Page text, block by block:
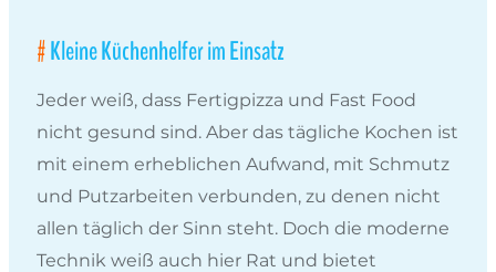
Kleine Küchenhelfer im Einsatz
Jeder weiß, dass Fertigpizza und Fast Food
nicht gesund sind. Aber das tägliche Kochen ist
mit einem erheblichen Aufwand, mit Schmutz
und Putzarbeiten verbunden, zu denen nicht
allen täglich der Sinn steht. Doch die moderne
Technik weiß auch hier Rat und bietet